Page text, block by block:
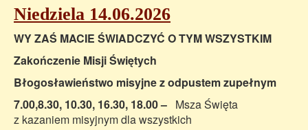
Niedziela 14.06.2026
WY ZAŚ MACIE ŚWIADCZYĆ O TYM WSZYSTKIM
Zakończenie Misji Świętych
Błogosławieństwo misyjne z odpustem zupełnym
7.00,8.30, 10.30, 16.30, 18.00 – Msza Święta
z kazaniem misyjnym dla wszystkich